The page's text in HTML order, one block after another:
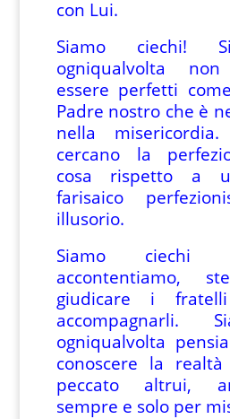
con Lui.
Siamo ciechi!
ogniqualvolta non
essere perfetti
Padre nostro che è
nella
cercano la
cosa rispetto a
farisaico
illusorio.
Siamo ciechi
accontentiamo,
giudicare i
accompagnarli.
ogniqualvolta
conoscere la
peccato altrui,
sempre e solo per